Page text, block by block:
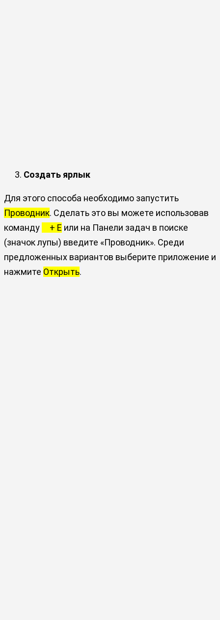
Создать ярлык
Для этого способа необходимо запустить
Проводник. Сделать это вы можете использовав
команду
+ E или на Панели задач в поиске
(значок лупы) введите «Проводник». Среди
предложенных вариантов выберите приложение и
нажмите Открыть.